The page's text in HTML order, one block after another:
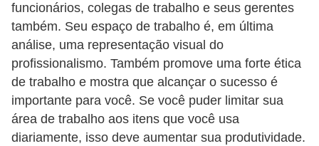
funcionários, colegas de trabalho e seus gerentes
também. Seu espaço de trabalho é, em última
análise, uma representação visual do
profissionalismo. Também promove uma forte ética
de trabalho e mostra que alcançar o sucesso é
importante para você. Se você puder limitar sua
área de trabalho aos itens que você usa
diariamente, isso deve aumentar sua produtividade.